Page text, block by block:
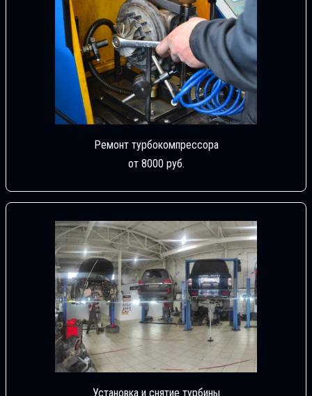
Ремонт турбокомпрессора
от 8000 руб.
Установка и снятие турбины